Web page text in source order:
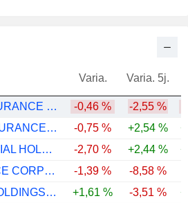
Varia. Varia. 5j.
HDFC LIFE INSURANCE COMPANY LIMITED -0,46 % -2,55 %
CHINA LIFE INSURANCE COMPANY LIMITED
-0,75 % +2,54 %
FUBON FINANCIAL HOLDING CO., LTD.
-2,70 % +2,44 %
LIFE INSURANCE CORPORATION OF INDIA
-1,39 % -8,58 %
JAPAN POST HOLDINGS CO., LTD.
+1,61 % -3,51 %